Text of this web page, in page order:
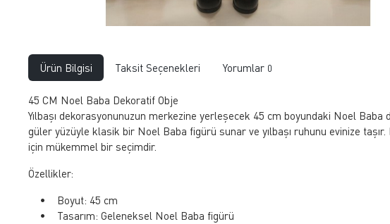
Ürün Bilgisi Taksit Seçenekleri Yorumlar 0
45 CM Noel Baba Dekoratif Obje
Yılbaşı dekorasyonunuzun merkezine yerleşecek 45 cm boyundaki Noel
güler yüzüyle klasik bir Noel Baba figürü sunar ve yılbaşı ruhunu evinize taşır.
için mükemmel bir seçimdir.
Özellikler:
• Boyut: 45 cm
• Tasarım: Geleneksel Noel Baba figürü